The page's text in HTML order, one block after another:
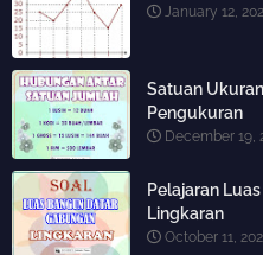
January 12,
Satuan
Pengukuran
December 19,
Pelajaran
Lingkaran
October 11,